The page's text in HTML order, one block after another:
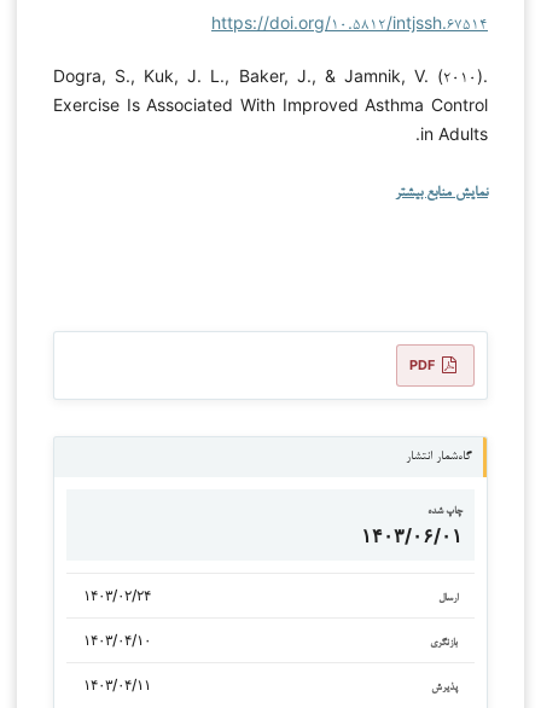
https://doi.org/۱۰.۵۸۱۲/intjssh.۶۷۵۱۴
Dogra, S., Kuk, J. L., Baker, J., & Jamnik, V. (۲۰۱۰).
Exercise Is Associated With Improved Asthma Control
in Adults.
نمایش منابع بیشتر
PDF
گاه‌شمار انتشار
چاپ شده
۱۴۰۳/۰۶/۰۱
ارسال ۱۴۰۳/۰۲/۲۴
بازنگری ۱۴۰۳/۰۴/۱۰
پذیرش ۱۴۰۳/۰۴/۱۱